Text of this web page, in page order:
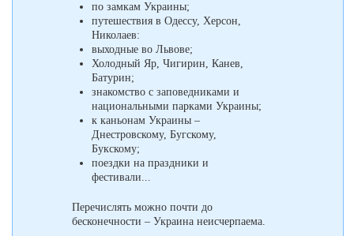
по замкам Украины;
путешествия в Одессу, Херсон,
Николаев:
выходные во Львове;
Холодный Яр, Чигирин, Канев,
Батурин;
знакомство с заповедниками и
национальными парками Украины;
к каньонам Украины –
Днестровскому, Бугскому,
Букскому;
поездки на праздники и
фестивали...
Перечислять можно почти до
бесконечности – Украина неисчерпаема.